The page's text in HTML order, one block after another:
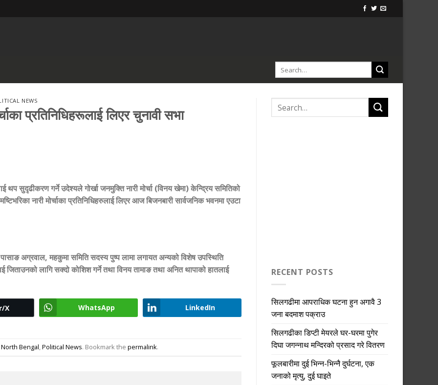
NEWS
प्रतिनिधिहरूलाई लिएर चुनावी सभा
थप सुदृढीकरण गर्ने उदेश्यले गोर्खा जनमुक्ति नारी मोर्चा (विनय खेमा) केन्द्रिय समितिको
नारी मोर्चाका प्रतिनिधिहरुलाई लिएर आज बिजनबारी सार्वजनिक भवनमा एउटा
अग्रवाल, महकुमा समिति सदस्य पुष्प लामा लगायत अन्यको विशेष उपस्थिति
जिताउनको लागि सक्दो कोशिश गर्ने तथा विनय तामाङ तथा अनित थापाको हातलाई
X WhatsApp LinkedIn
North Bengal,Political News. Bookmark the permalink.
RECENT POSTS
सिलगढीमा आपराधिक घटना हुन अगावै 3
जना बदमाश पक्राउ
सिलगढीका डिप्टी मेयरले घर-घरमा पुगेर
दिघा जगन्नाथ मन्दिरको प्रसाद गरे वितरण
फूलबारीमा दुई भिन्न-भिन्नै दुर्घटना, एक
जनाको मृत्यु, दुई घाइते